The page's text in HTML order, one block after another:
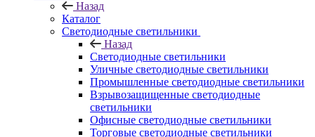
Назад
Каталог
Светодиодные светильники
Назад
Светодиодные светильники
Уличные светодиодные светильники
Промышленные светодиодные светильники
Взрывозащищенные светодиодные
светильники
Офисные светодиодные светильники
Торговые светодиодные светильники